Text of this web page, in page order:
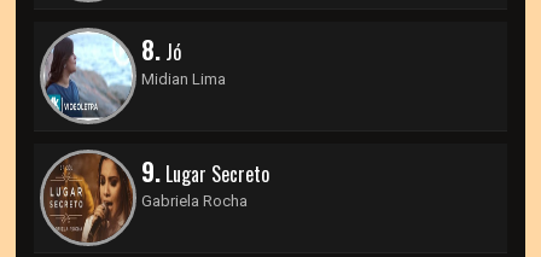
8. Jó
Midian Lima
9. Lugar Secreto
Gabriela Rocha